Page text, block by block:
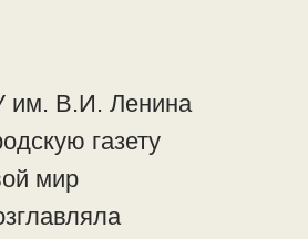
им. В.И. Ленина
газету
мир